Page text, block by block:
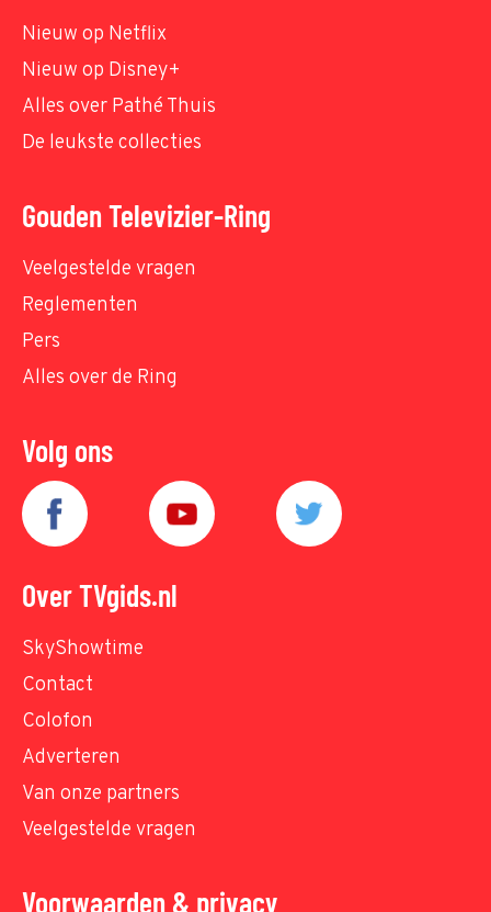
Nieuw op Netflix
Nieuw op Disney+
Alles over Pathé Thuis
De leukste collecties
Gouden Televizier-Ring
Veelgestelde vragen
Reglementen
Pers
Alles over de Ring
Volg ons
Over TVgids.nl
SkyShowtime
Contact
Colofon
Adverteren
Van onze partners
Veelgestelde vragen
Voorwaarden & privacy